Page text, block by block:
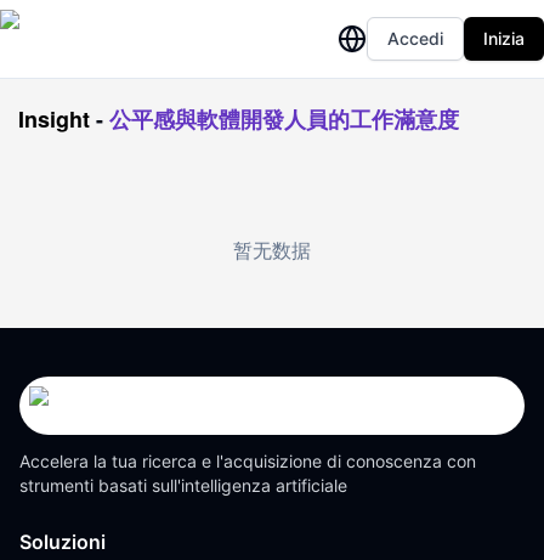
Accedi Inizia
Insight-公平感與軟體開發人員的工作滿意度
暂无数据
Accelera la tua ricerca e l'acquisizione di conoscenza con
strumenti basati sull'intelligenza artificiale
Soluzioni